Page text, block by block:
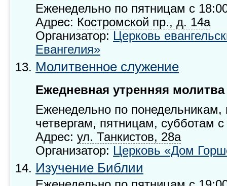
Еженедельно по пятницам с
Адрес: Костромской пр., д. 14а
Организатор: Церковь
Евангелия»
Молитвенное служение
Ежедневная утренняя молитва
Еженедельно по
четвергам, пятницам, субботам
Адрес: ул. Танкистов, 28а
Организатор: Церковь «Дом
Изучение Библии